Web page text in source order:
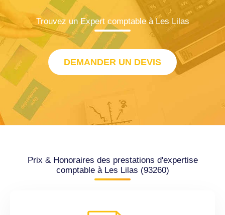
Trouvez un Expert comptable à Les Lilas
DEMANDER UN DEVIS
Prix & Honoraires des prestations d'expertise
comptable à Les Lilas (93260)